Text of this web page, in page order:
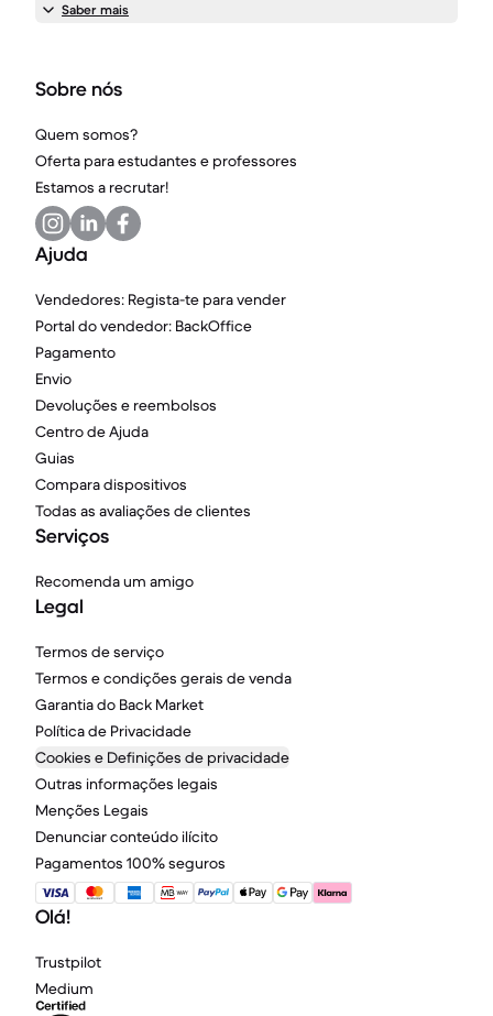
Saber mais
Sobre nós
Quem somos?
Oferta para estudantes e professores
Estamos a recrutar!
Ajuda
Vendedores: Regista-te para vender
Portal do vendedor: BackOffice
Pagamento
Envio
Devoluções e reembolsos
Centro de Ajuda
Guias
Compara dispositivos
Todas as avaliações de clientes
Serviços
Recomenda um amigo
Legal
Termos de serviço
Termos e condições gerais de venda
Garantia do Back Market
Política de Privacidade
Cookies e Definições de privacidade
Outras informações legais
Menções Legais
Denunciar conteúdo ilícito
Pagamentos 100% seguros
Olá!
Trustpilot
Medium